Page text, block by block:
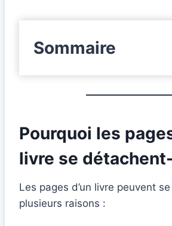
Sommaire
Pourquoi les
livre se
Les pages d’un livre peuvent
plusieurs raisons :